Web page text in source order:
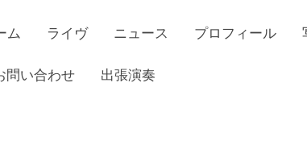
ム ライヴ ニュース プロフィール
問い合わせ 出張演奏